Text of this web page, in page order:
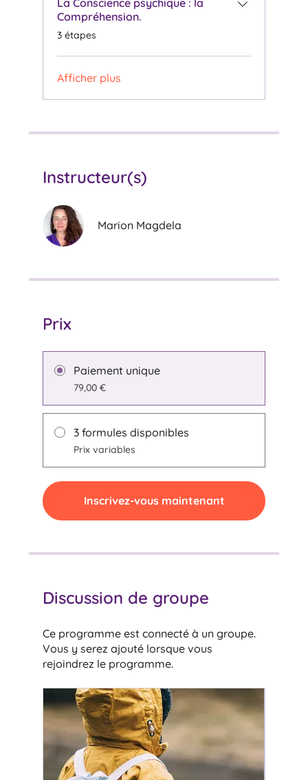
Compréhension.
.3 étapes
Afficher plus
Instructeur(s)
Marion Magdela
Prix
Paiement unique
79,00 €
3 formules disponibles
Prix variables
Inscrivez-vous maintenant
Discussion de groupe
Ce programme est connecté à un groupe.
Vous y serez ajouté lorsque vous
rejoindrez le programme.